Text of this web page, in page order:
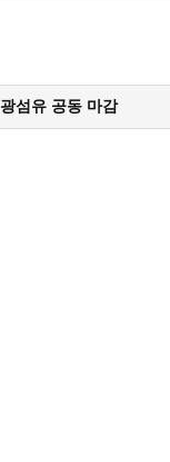
광섬유 공동 마감